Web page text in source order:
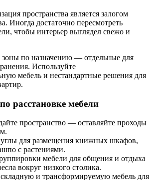
пространства является залогом
Иногда достаточно пересмотреть
чтобы интерьер выглядел свежо и
зоны по назначению — отдельные для
Используйте
мебель и нестандартные решения для
расстановке мебели
пространство — оставляйте проходы
углы для размещения книжных шкафов,
с растениями.
мебели для общения и отдыха
вокруг низкого столика.
и трансформируемую мебель для